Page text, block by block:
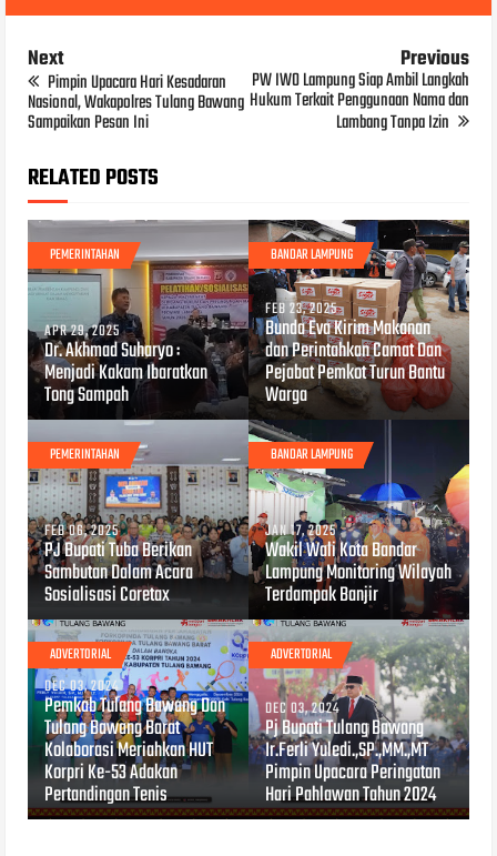
Next
Pimpin Upacara Hari Kesadaran
Nasional, Wakapolres Tulang Bawang
Sampaikan Pesan Ini
Previous
PW IWO Lampung Siap Ambil Langkah
Hukum Terkait Penggunaan Nama dan
Lambang Tanpa Izin
RELATED POSTS
PEMERINTAHAN
APR 29, 2025
Dr. Akhmad Suharyo :
Menjadi Kakam Ibaratkan
Tong Sampah
BANDAR LAMPUNG
FEB 23, 2025
Bunda Eva Kirim Makanan
dan Perintahkan Camat Dan
Pejabat Pemkot Turun Bantu
Warga
PEMERINTAHAN
FEB 06, 2025
PJ Bupati Tuba Berikan
Sambutan Dalam Acara
Sosialisasi Coretax
BANDAR LAMPUNG
JAN 17, 2025
Wakil Wali Kota Bandar
Lampung Monitoring Wilayah
Terdampak Banjir
ADVERTORIAL
DEC 03, 2024
Pemkab Tulang Bawang Dan
Tulang Bawang Barat
Kolaborasi Meriahkan HUT
Korpri Ke-53 Adakan
Pertandingan Tenis
ADVERTORIAL
DEC 03, 2024
Pj Bupati Tulang Bawang
Ir.Ferli Yuledi.,SP.,MM.,MT
Pimpin Upacara Peringatan
Hari Pahlawan Tahun 2024